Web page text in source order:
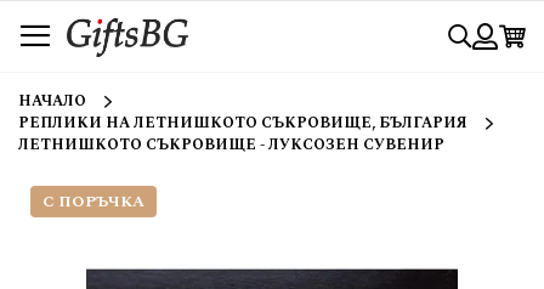
към
съдържанието
Търси
НАЧАЛО
РЕПЛИКИ НА ЛЕТНИШКОТО СЪКРОВИЩЕ, БЪЛГАРИЯ
ЛЕТНИШКОТО СЪКРОВИЩЕ - ЛУКСОЗЕН СУВЕНИР
С ПОРЪЧКА